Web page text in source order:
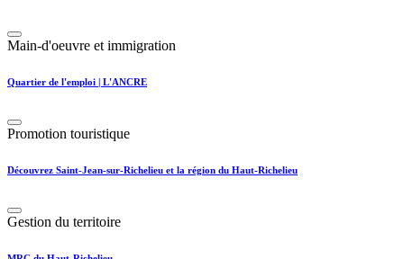
Main-d'oeuvre et immigration
Quartier de l'emploi | L'ANCRE
Promotion touristique
Découvrez Saint-Jean-sur-Richelieu et la région du Haut-Richelieu
Gestion du territoire